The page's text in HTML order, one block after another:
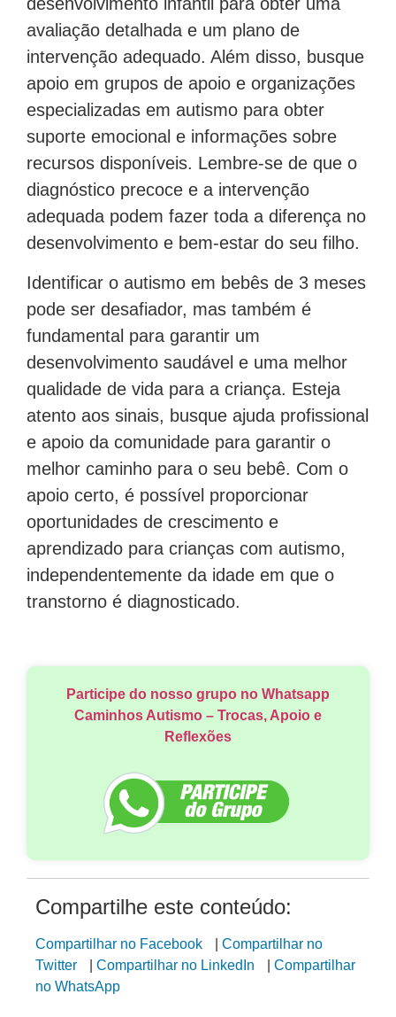
avaliação detalhada e um plano de
intervenção adequado. Além disso, busque
apoio em grupos de apoio e organizações
especializadas em autismo para obter
suporte emocional e informações sobre
recursos disponíveis. Lembre-se de que o
diagnóstico precoce e a intervenção
adequada podem fazer toda a diferença no
desenvolvimento e bem-estar do seu filho.
Identificar o autismo em bebês de 3 meses
pode ser desafiador, mas também é
fundamental para garantir um
desenvolvimento saudável e uma melhor
qualidade de vida para a criança. Esteja
atento aos sinais, busque ajuda profissional
e apoio da comunidade para garantir o
melhor caminho para o seu bebê. Com o
apoio certo, é possível proporcionar
oportunidades de crescimento e
aprendizado para crianças com autismo,
independentemente da idade em que o
transtorno é diagnosticado.
Participe do nosso grupo no Whatsapp
Caminhos Autismo – Trocas, Apoio e
Reflexões
Compartilhe este conteúdo:
Compartilhar no Facebook
Compartilhar no
Twitter
Compartilhar no LinkedIn
Compartilhar
no WhatsApp